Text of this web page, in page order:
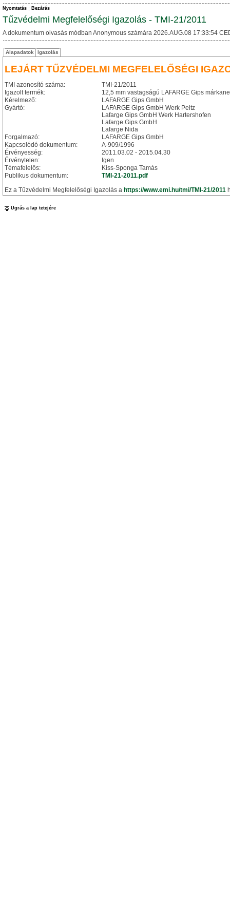
Nyomtatás Bezárás
Tűzvédelmi Megfelelőségi Igazolás - TMI-21/2011
A dokumentum olvasás módban Anonymous számára 2026.AUG.08 17:33:54
Alapadatok Igazolás
LEJÁRT TŰZVÉDELMI MEGFELELŐSÉGI
TMI azonosító száma:
TMI-21/2011
Igazolt termék:
12,5 mm vastagságú LAFARGE Gips
Kérelmező:
LAFARGE Gips GmbH
Gyártó:
LAFARGE Gips GmbH Werk Peitz
Lafarge Gips GmbH Werk Hartershofen
Lafarge Gips GmbH
Lafarge Nida
Forgalmazó:
LAFARGE Gips GmbH
Kapcsolódó dokumentum:
A-909/1996
Érvényesség:
2011.03.02 - 2015.04.30
Érvénytelen:
Igen
Témafelelős:
Kiss-Sponga Tamás
Publikus dokumentum:
TMI-21-2011.pdf
Ez a Tűzvédelmi Megfelelőségi Igazolás a https://www.emi.hu/tmi/TMI-21/2011
Ugrás a lap tetejére